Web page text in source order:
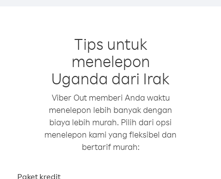
Tips untuk
menelepon
Uganda dari Irak
Viber Out memberi Anda waktu
menelepon lebih banyak dengan
biaya lebih murah. Pilih dari opsi
menelepon kami yang fleksibel dan
bertarif murah:
Paket kredit